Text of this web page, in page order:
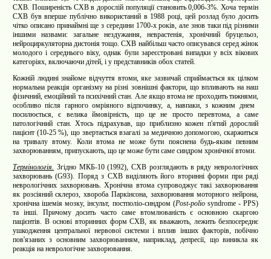
CХВ. Поширеність СХВ в дорослій популяції становить 0,006-3%. Хоча термін
СХВ був вперше публічно використаний в 1988 році, цей розлад було досить
чітко описано принаймні ще з середини 1700-х років, але знов таки під різними
іншими назвами: загальне нездужання, неврастенія, хронічний бруцельоз,
нейроциркуляторна дистонія тощо. СХВ найбільш часто описувався серед жінок
молодого і середнього віку, однак були зареєстровані випадки у всіх вікових
категоріях, включаючи дітей, і у представників обох статей.
Кожній людині знайоме відчуття втоми, яке зазвичай сприймається як цілком
нормальна реакція організму на різні зовнішні фактори, що впливають на наш
фізичний, емоційний та психічний стан. Але якщо втома не проходить тижнями,
особливо після гарного омріяного відпочинку, а, навпаки, з кожним днем ​​
посилюється, є велика ймовірність, що це не просто перевтома, а саме
патологічний стан. Хтось підрахував, що приблизно кожен п'ятий дорослий
пацієнт (10-25 %), що звертається взагалі за медичною допомогою, скаржиться
на тривалу втому. Коли втома не може бути пояснена будь-яким певним
захворюванням, припускають, що це може бути саме синдром хронічної втоми.
Термінологія.
Згідно МКБ-10 (1992), СХВ розглядають в ряду неврологічних
захворювань (G93). Поряд з СХВ виділяють його вторинні форми при ряді
неврологічних захворювань. Хронічна втома супроводжує такі захворювання
як розсіяний склероз, хвороба Паркінсона, захворювання моторного нейрона,
хронічна ішемія мозку, інсульт, постполіо-синдром (Post-poliosyndrome - PPS)
та інші. Причому досить часто саме втомлюваність є основною скаргою
пацієнтів. В основі вторинних форм СХВ, як вважають, лежить безпосереднє
ушкодження центральної нервової системи і вплив інших факторів, побічно
пов'язаних з основним захворюванням, наприклад, депресії, що виникла як
реакція на неврологічне захворювання.